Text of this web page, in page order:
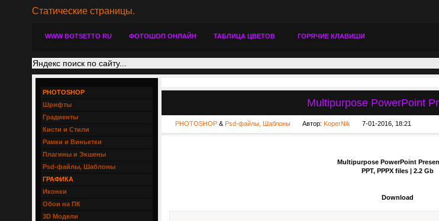
Статические страницы.
WWW BOTSETTO RU ФОТОШОП ОНЛАЙН ТАБЛИЦА ЦВЕТОВ ГОРЯЧИЕ КЛАВИШИ
Multipurpose PowerPoint
PHOTOSHOP& Psd-файлы, Шаблоны Автор: KoperNik 7-01-2016, 18:21
Multipurpose PowerPoint
PPT, PPPX files | 2.2 Gb
Download
PHOTOSHOP
Шрифты
Градиенты
Кисти и Стили
Рамки и Виньетки
Плагины и Экшены
Psd-файлы, Шаблоны
ГРАФИКА
Иконки
Обои на ПК
3D Модели